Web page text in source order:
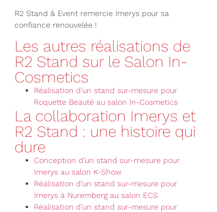
R2 Stand & Event remercie Imerys pour sa
confiance renouvelée !
Les autres réalisations de
R2 Stand sur le Salon In-
Cosmetics
Réalisation d’un stand sur-mesure pour
Roquette Beauté au salon In-Cosmetics
La collaboration Imerys et
R2 Stand : une histoire qui
dure
Conception d’un stand sur-mesure pour
Imerys au salon K-Show
Réalisation d’un stand sur-mesure pour
Imerys à Nuremberg au salon ECS
Réalisation d’un stand sur-mesure pour